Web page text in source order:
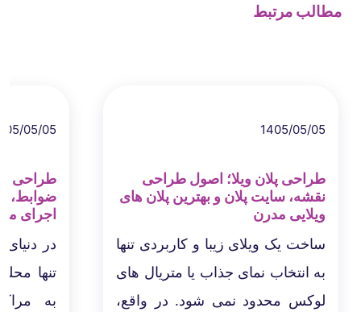
مطالب مرتبط
1405/05/05
طراحی پلان ویلا؛ اصول طراحی
نقشه، سایت پلان و بهترین پلان های
ویلایی مدرن
ساخت یک ویلای زیبا و کاربردی تنها
به انتخاب نمای جذاب یا متریال های
لوکس محدود نمی شود. در واقع،
05/05
طراحی
ضوابط،
اجرای
در
تنها
به